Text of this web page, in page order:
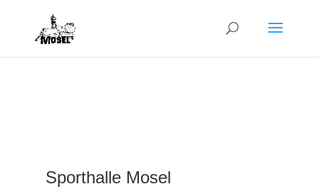
Sporthalle Mosel